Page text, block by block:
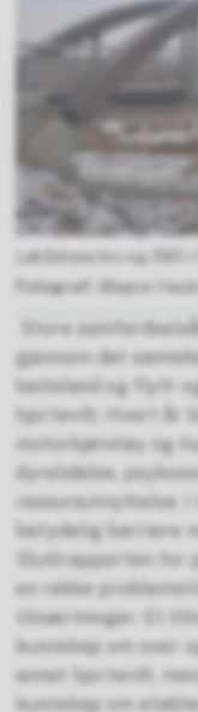
Løkåsheia bru og R80 i
Magne
Store
gjennom det
beiteland og flytt-
hjortevilt. Hvert år
motorkjøretøy og
dyrelidelse,
ressursutnyttelse.
betydelig barriere
Sluttrapporten for
en rekke
tilnærminger: Et
kunnskap om
annet hjortevilt,
kunnskap om